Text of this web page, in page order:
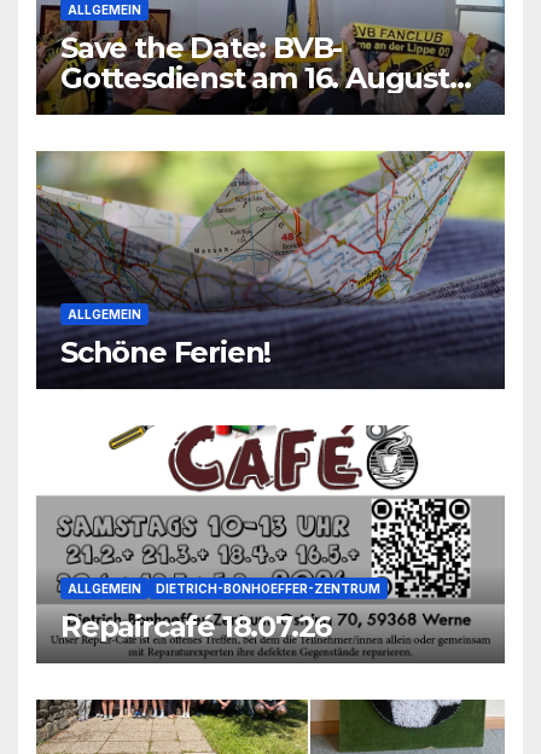
ALLGEMEIN
Save the Date: BVB-
Gottesdienst am 16. August
2026
ALLGEMEIN
Schöne Ferien!
ALLGEMEIN DIETRICH-BONHOEFFER-ZENTRUM
Repaircafé 18.07.26